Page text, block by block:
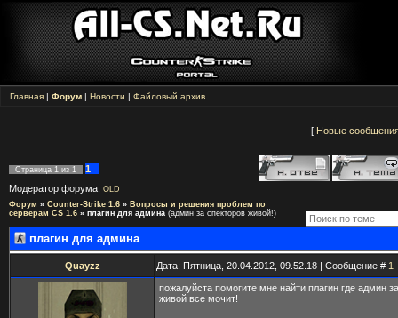
Главная | Форум | Новости | Файловый архив
[ Новые
Страница 1 из 1
1
Модератор форума: OLD
Форум » Counter-Strike 1.6 » Вопросы и решения проблем по
серверам CS 1.6 » плагин для админа (админ за спекторов живой!)
плагин для админа
Quayzz Дата: Пятница, 20.04.2012, 09.52.18 | Сообщение # 1
пожалуйста помогите мне найти плагин где админ
живой все мочит!